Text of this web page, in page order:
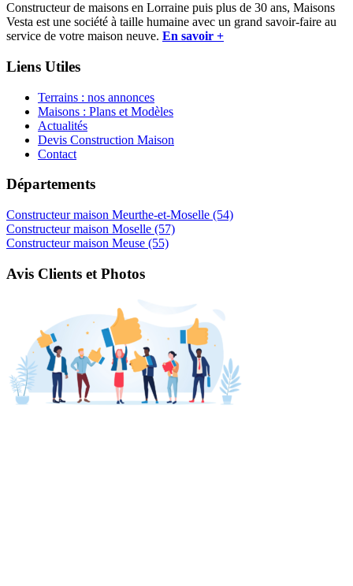
Constructeur de maisons en Lorraine puis plus de 30 ans, Maisons
Vesta est une société à taille humaine avec un grand savoir-faire au
service de votre maison neuve. En savoir +
Liens Utiles
Terrains : nos annonces
Maisons : Plans et Modèles
Actualités
Devis Construction Maison
Contact
Départements
Constructeur maison Meurthe-et-Moselle (54)
Constructeur maison Moselle (57)
Constructeur maison Meuse (55)
Avis Clients et Photos